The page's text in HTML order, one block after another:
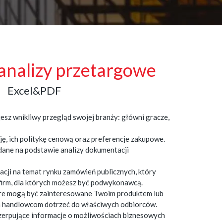
przetargowe
Excel&PDF
wnikliwy przegląd swojej branży: główni gracze,
ich politykę cenową oraz preferencje zakupowe.
na podstawie analizy dokumentacji
na temat rynku zamówień publicznych, który
dla których możesz być podwykonawcą.
mogą być zainteresowane Twoim produktem lub
handlowcom dotrzeć do właściwych odbiorców.
informacje o możliwościach biznesowych